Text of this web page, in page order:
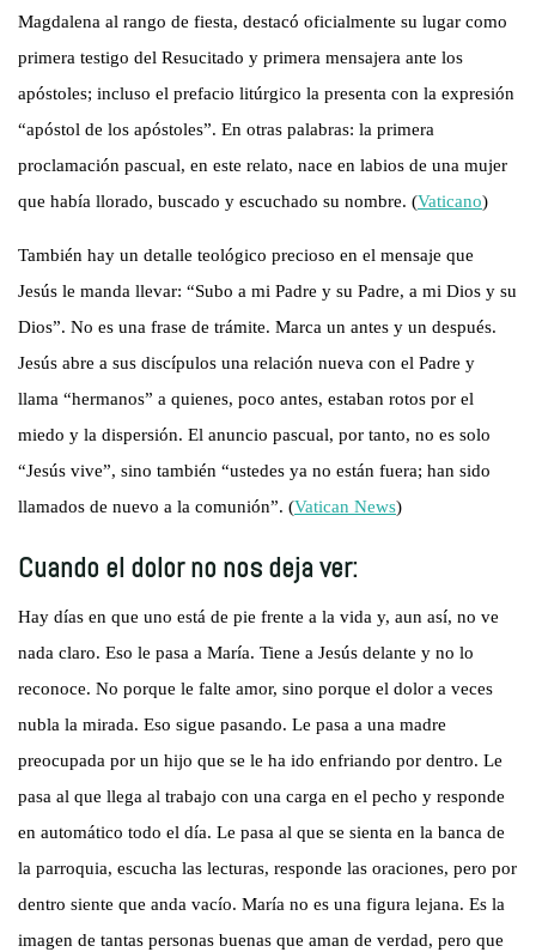
Magdalena al rango de fiesta, destacó oficialmente su lugar como
primera testigo del Resucitado y primera mensajera ante los
apóstoles; incluso el prefacio litúrgico la presenta con la expresión
“apóstol de los apóstoles”. En otras palabras: la primera
proclamación pascual, en este relato, nace en labios de una mujer
que había llorado, buscado y escuchado su nombre. (Vaticano)
También hay un detalle teológico precioso en el mensaje que
Jesús le manda llevar: “Subo a mi Padre y su Padre, a mi Dios y su
Dios”. No es una frase de trámite. Marca un antes y un después.
Jesús abre a sus discípulos una relación nueva con el Padre y
llama “hermanos” a quienes, poco antes, estaban rotos por el
miedo y la dispersión. El anuncio pascual, por tanto, no es solo
“Jesús vive”, sino también “ustedes ya no están fuera; han sido
llamados de nuevo a la comunión”. (Vatican News)
Cuando el dolor no nos deja ver:
Hay días en que uno está de pie frente a la vida y, aun así, no ve
nada claro. Eso le pasa a María. Tiene a Jesús delante y no lo
reconoce. No porque le falte amor, sino porque el dolor a veces
nubla la mirada. Eso sigue pasando. Le pasa a una madre
preocupada por un hijo que se le ha ido enfriando por dentro. Le
pasa al que llega al trabajo con una carga en el pecho y responde
en automático todo el día. Le pasa al que se sienta en la banca de
la parroquia, escucha las lecturas, responde las oraciones, pero por
dentro siente que anda vacío. María no es una figura lejana. Es la
imagen de tantas personas buenas que aman de verdad, pero que